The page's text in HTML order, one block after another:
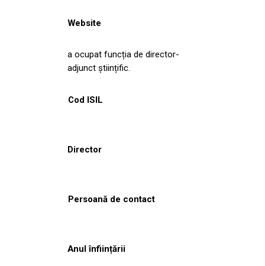
Website
a ocupat funcția de director-
adjunct științific.
Cod ISIL
Director
Persoană de contact
Anul înființării